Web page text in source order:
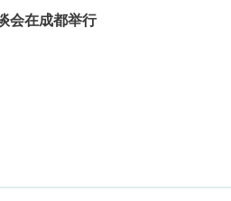
会在成都举行